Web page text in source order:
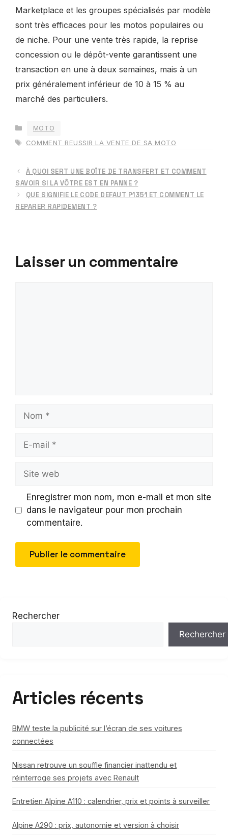
Marketplace et les groupes spécialisés par modèle
sont très efficaces pour les motos populaires ou
de niche. Pour une vente très rapide, la reprise
concession ou le dépôt-vente garantissent une
transaction en une à deux semaines, mais à un
prix généralement inférieur de 10 à 15 % au
marché des particuliers.
MOTO
ÉTIQUETTES
COMMENT REUSSIR LA VENTE DE SA MOTO
À QUOI SERT UNE BOÎTE DE TRANSFERT ET COMMENT
SAVOIR SI LA VÔTRE EST EN PANNE ?
QUE SIGNIFIE LE CODE DEFAUT P1351 ET COMMENT LE
REPARER RAPIDEMENT ?
Laisser un commentaire
mail
web
Enregistrer mon nom, mon e-mail et mon site
dans le navigateur pour mon prochain
commentaire.
Rechercher
Rechercher
Articles récents
BMW teste la publicité sur l’écran de ses voitures
connectées
Nissan retrouve un souffle financier inattendu et
réinterroge ses projets avec Renault
Entretien Alpine A110 : calendrier, prix et points à surveiller
Alpine A290 : prix, autonomie et version à choisir